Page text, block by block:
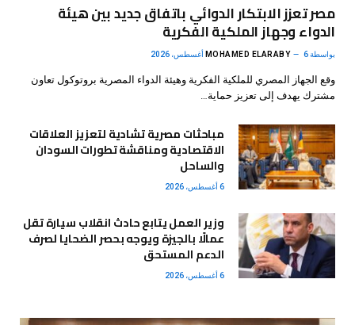
مصر تعزز الابتكار الدوائي باتفاق جديد بين هيئة
الدواء وجهاز الملكية الفكرية
بواسطة MOHAMED ELARABY 6 أغسطس، 2026
وقع الجهاز المصري للملكية الفكرية وهيئة الدواء المصرية بروتوكول تعاون
مشترك يهدف إلى تعزيز حماية…
مباحثات مصرية تشادية لتعزيز العلاقات
الاقتصادية ومناقشة تطورات السودان
والساحل
6 أغسطس، 2026
وزير العمل يتابع حادث انقلاب سيارة تقل
عمالًا بالجيزة ويوجه بحصر الضحايا لصرف
الدعم المستحق
6 أغسطس، 2026